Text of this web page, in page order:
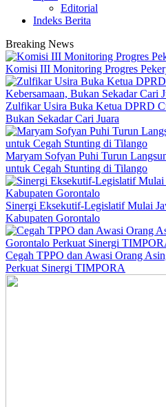
Editorial
Indeks Berita
Breaking News
Komisi III Monitoring Progres
Zulfikar Usira Buka Ketua DPRD
Bukan Sekadar Cari Juara
Maryam Sofyan Puhi Turun
untuk Cegah Stunting di Tilango
Sinergi Eksekutif-Legislatif Mulai
Kabupaten Gorontalo
Cegah TPPO dan Awasi Orang
Perkuat Sinergi TIMPORA